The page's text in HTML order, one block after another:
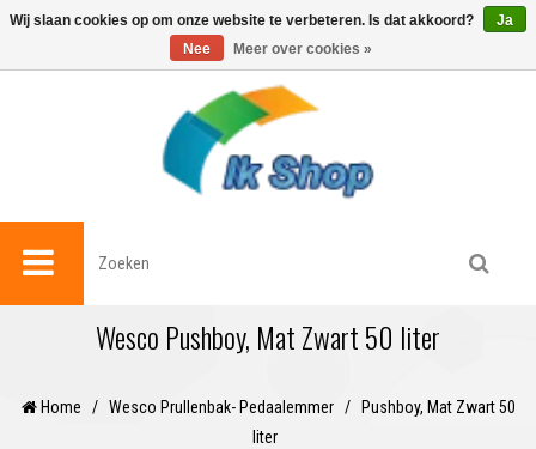
0
Wesco Pushboy, Mat Zwart 50 liter
Home / Wesco Prullenbak- Pedaalemmer /
Pushboy, Mat Zwart 50
liter
Wij slaan cookies op om onze website te verbeteren. Is dat akkoord?
Ja
Nee
Meer over cookies »